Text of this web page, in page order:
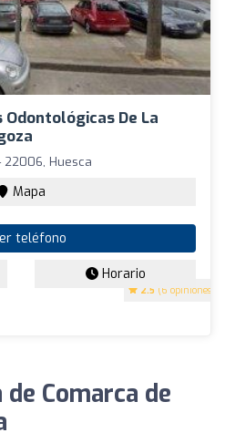
De La
2.5 (6 opiniones)
22006, Huesca
Mapa
teléfono
Horario
Comarca de